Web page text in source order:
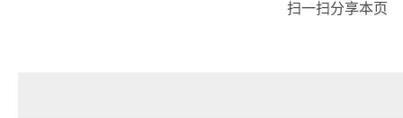
扫一扫分享本页